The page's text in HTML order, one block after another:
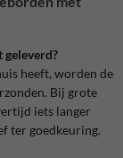
heeft, worden de
Bij grote
iets langer
ter goedkeuring.